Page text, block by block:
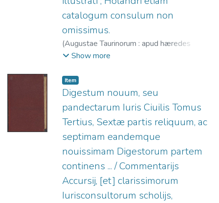
catalogum consulum non
omissimus.
(Augustae Taurinorum : apud hæredes
Nicolai Beuilaquæ,
Eredi di Niccolò Bevilacqua, fl. 1574-1598.
Show more
Item
Digestum nouum, seu
pandectarum Iuris Ciuilis Tomus
Tertius, Sextæ partis reliquum, ac
septimam eandemque
nouissimam Digestorum partem
continens ... / Commentarijs
Accursij, [et] clarissimorum
Iurisconsultorum scholijs,